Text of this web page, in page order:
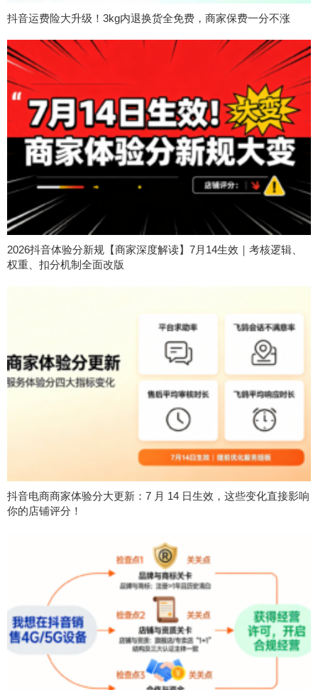
抖音运费险大升级！3kg内退换货全免费，商家保费一分不涨
2026抖音体验分新规【商家深度解读】7月14生效｜考核逻辑、
权重、扣分机制全面改版
抖音电商商家体验分大更新：7 月 14 日生效，这些变化直接影响
你的店铺评分！